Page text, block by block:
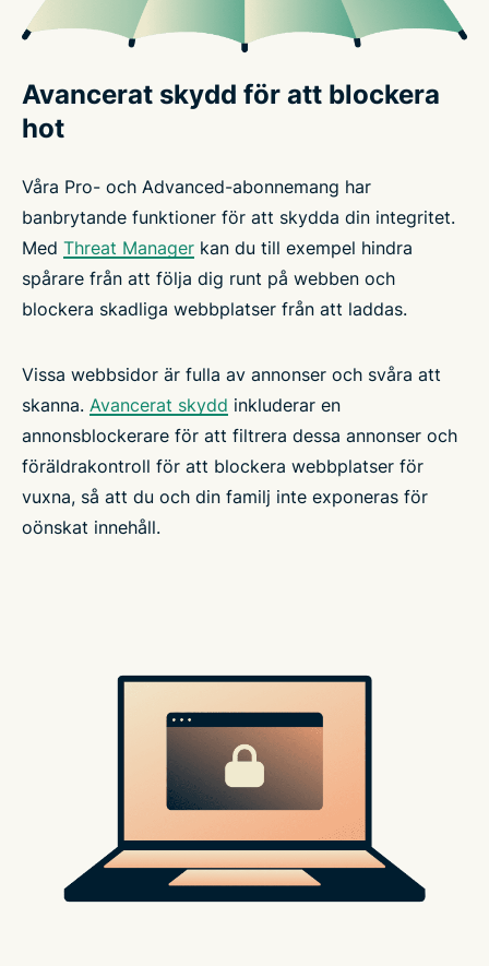
Avancerat skydd för att blockera
hot
Våra Pro- och Advanced-abonnemang har
banbrytande funktioner för att skydda din integritet.
Med Threat Manager kan du till exempel hindra
spårare från att följa dig runt på webben och
blockera skadliga webbplatser från att laddas.
Vissa webbsidor är fulla av annonser och svåra att
skanna. Avancerat skydd inkluderar en
annonsblockerare för att filtrera dessa annonser och
föräldrakontroll för att blockera webbplatser för
vuxna, så att du och din familj inte exponeras för
oönskat innehåll.